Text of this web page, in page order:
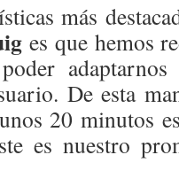
más
es que hemos
De esta
20 minutos
es nuestro